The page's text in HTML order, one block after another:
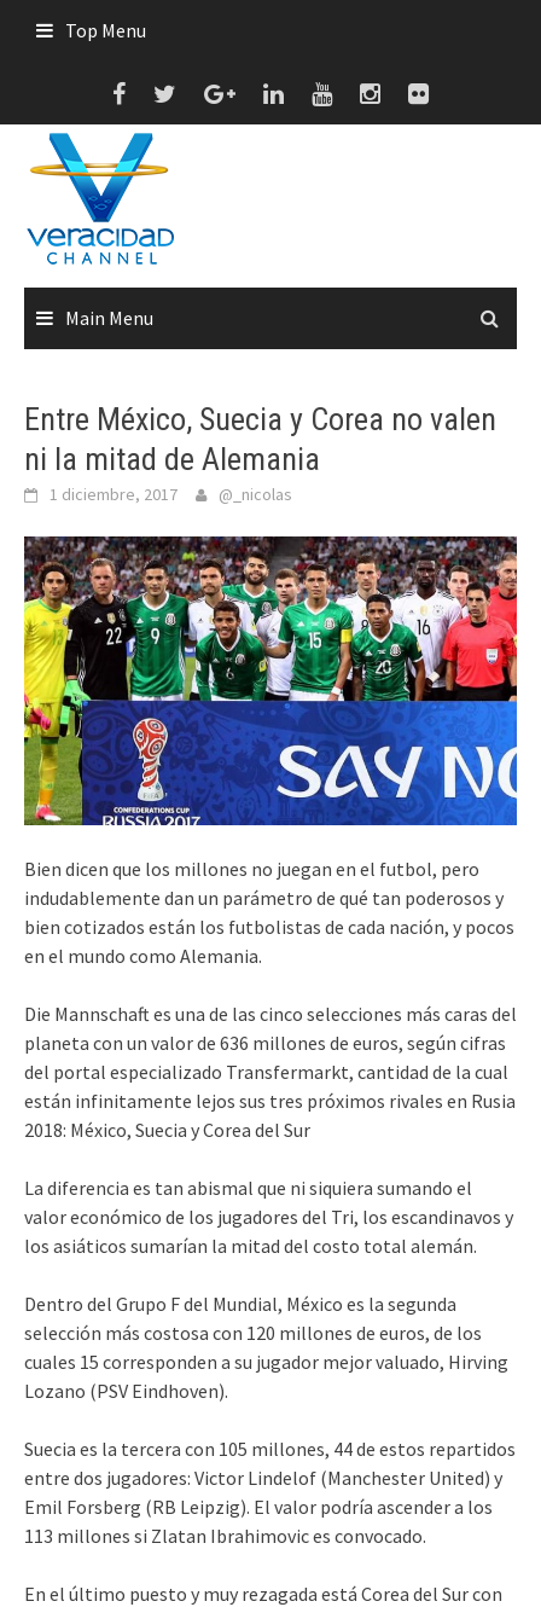
Top Menu
Main Menu
Entre México, Suecia y Corea no valen
ni la mitad de Alemania
1 diciembre, 2017 @_nicolas
Bien dicen que los millones no juegan en el futbol, pero
indudablemente dan un parámetro de qué tan poderosos y
bien cotizados están los futbolistas de cada nación, y pocos
en el mundo como Alemania.
Die Mannschaft es una de las cinco selecciones más caras del
planeta con un valor de 636 millones de euros, según cifras
del portal especializado Transfermarkt, cantidad de la cual
están infinitamente lejos sus tres próximos rivales en Rusia
2018: México, Suecia y Corea del Sur
La diferencia es tan abismal que ni siquiera sumando el
valor económico de los jugadores del Tri, los escandinavos y
los asiáticos sumarían la mitad del costo total alemán.
Dentro del Grupo F del Mundial, México es la segunda
selección más costosa con 120 millones de euros, de los
cuales 15 corresponden a su jugador mejor valuado, Hirving
Lozano (PSV Eindhoven).
Suecia es la tercera con 105 millones, 44 de estos repartidos
entre dos jugadores: Victor Lindelof (Manchester United) y
Emil Forsberg (RB Leipzig). El valor podría ascender a los
113 millones si Zlatan Ibrahimovic es convocado.
En el último puesto y muy rezagada está Corea del Sur con